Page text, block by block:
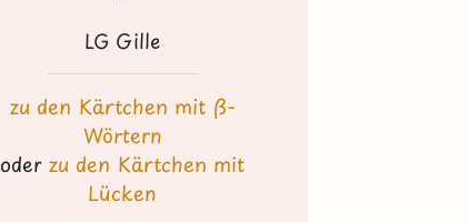
LG Gille
zu den Kärtchen mit ß-
Wörtern
oderzu den Kärtchen mit
Lücken